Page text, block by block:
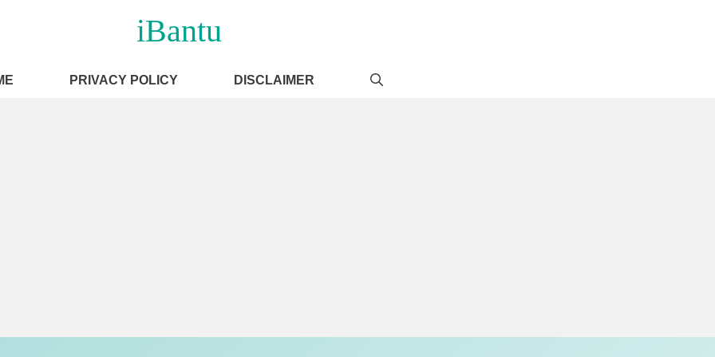
iBantu
PRIVACY POLICY DISCLAIMER